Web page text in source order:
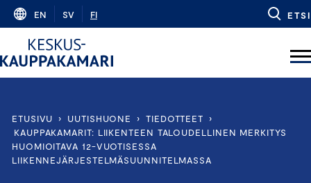
Skip
content
EN SV FI ETSI
ETUSIVU › UUTISHUONE › TIEDOTTEET
›
KAUPPAKAMARIT: LIIKENTEEN TALOUDELLINEN MERKITYS
HUOMIOITAVA 12-VUOTISESSA
LIIKENNEJÄRJESTELMÄSUUNNITELMASSA